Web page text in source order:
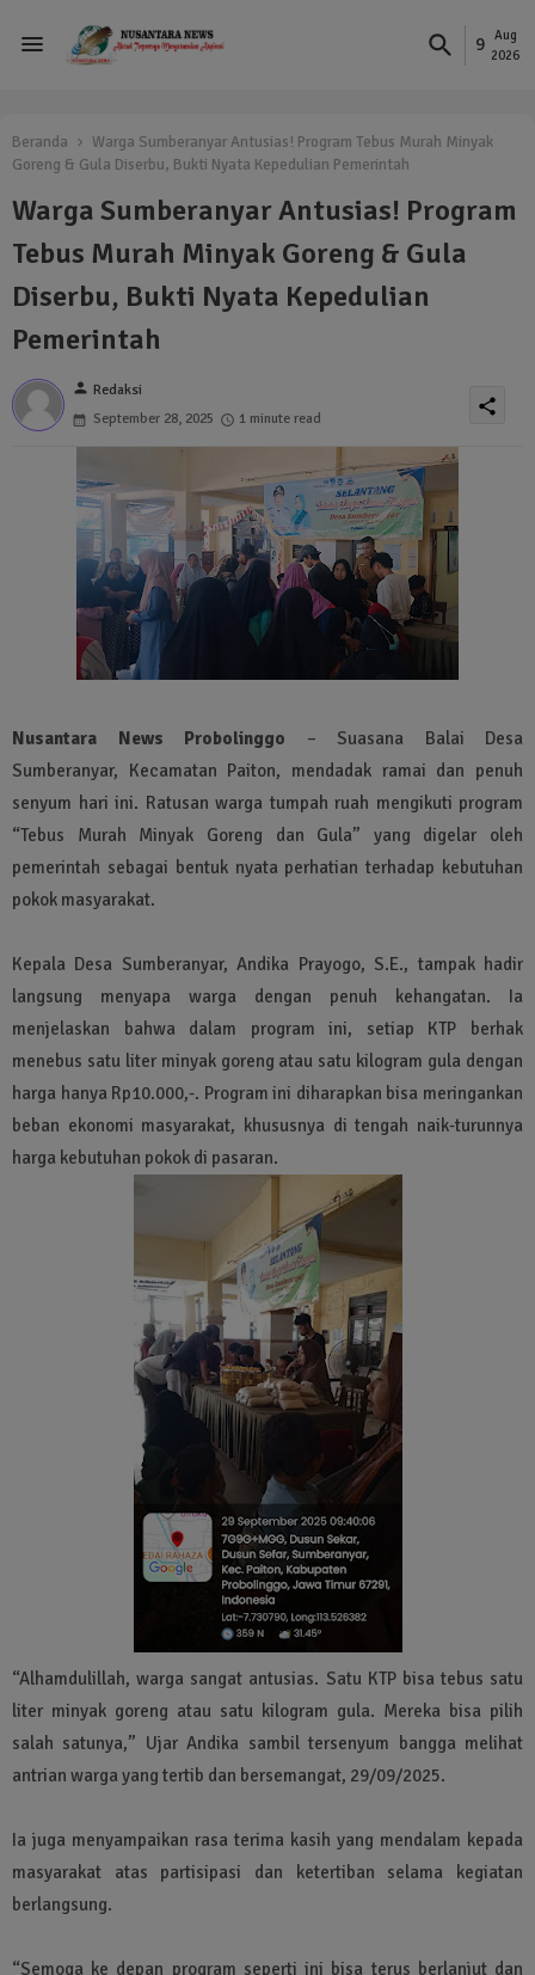
9
Aug
2026
Beranda
Warga Sumberanyar Antusias! Program Tebus Murah Minyak
Goreng & Gula Diserbu, Bukti Nyata Kepedulian Pemerintah
Warga Sumberanyar Antusias! Program
Tebus Murah Minyak Goreng & Gula
Diserbu, Bukti Nyata Kepedulian
Pemerintah
person Redaksi
September 28, 2025
1 minute read
share
Nusantara News Probolinggo – Suasana Balai Desa
Sumberanyar, Kecamatan Paiton, mendadak ramai dan penuh
senyum hari ini. Ratusan warga tumpah ruah mengikuti program
“Tebus Murah Minyak Goreng dan Gula” yang digelar oleh
pemerintah sebagai bentuk nyata perhatian terhadap kebutuhan
pokok masyarakat.
Kepala Desa Sumberanyar, Andika Prayogo, S.E., tampak hadir
langsung menyapa warga dengan penuh kehangatan. Ia
menjelaskan bahwa dalam program ini, setiap KTP berhak
menebus satu liter minyak goreng atau satu kilogram gula dengan
harga hanya Rp10.000,-. Program ini diharapkan bisa meringankan
beban ekonomi masyarakat, khususnya di tengah naik-turunnya
harga kebutuhan pokok di pasaran.
“Alhamdulillah, warga sangat antusias. Satu KTP bisa tebus satu
liter minyak goreng atau satu kilogram gula. Mereka bisa pilih
salah satunya,” Ujar Andika sambil tersenyum bangga melihat
antrian warga yang tertib dan bersemangat, 29/09/2025.
Ia juga menyampaikan rasa terima kasih yang mendalam kepada
masyarakat atas partisipasi dan ketertiban selama kegiatan
berlangsung.
“Semoga ke depan program seperti ini bisa terus berlanjut dan